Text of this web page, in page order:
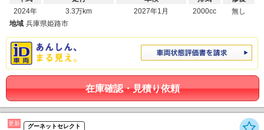
2024年
3.3万km
2027年1月
2000cc
無し
地域 兵庫県姫路市
在庫確認・見積り依頼
更新 グーネットセレクト